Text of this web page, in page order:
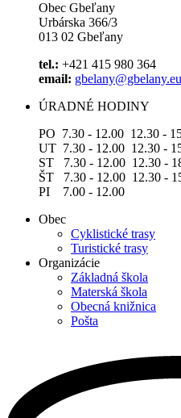
Obec Gbeľany
Urbárska 366/3
013 02 Gbeľany
tel.: +421 415 980 364
email: gbelany@gbelany.eu
ÚRADNÉ HODINY
PO 7.30 - 12.00 12.30 -
UT 7.30 - 12.00 12.30 -
ST 7.30 - 12.00 12.30 -
ŠT 7.30 - 12.00 12.30 -
PI 7.00 - 12.00
Obec
Cyklistické trasy
Turistické trasy
Organizácie
Základná škola
Materská škola
Obecná knižnica
Pošta